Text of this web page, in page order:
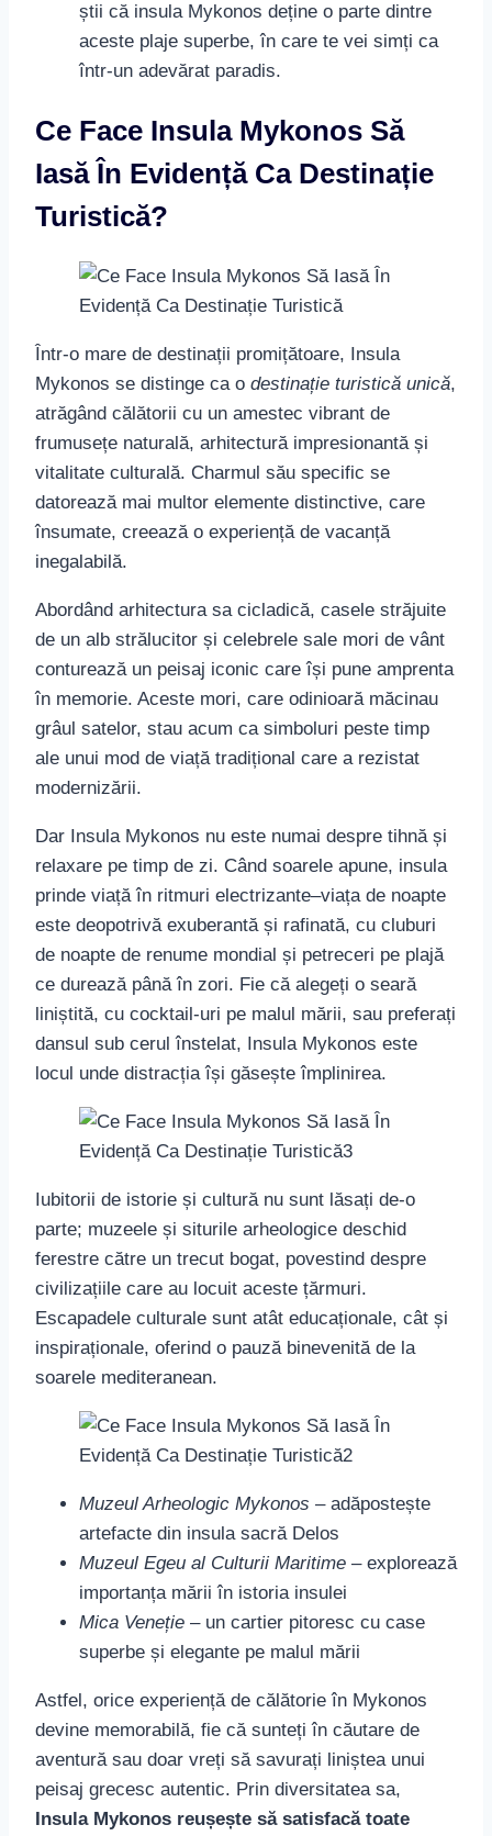
știi că insula Mykonos deține o parte dintre
aceste plaje superbe, în care te vei simți ca
într-un adevărat paradis.
Ce Face Insula Mykonos Să
Iasă În Evidență Ca Destinație
Turistică?
Într-o mare de destinații promițătoare, Insula
Mykonos se distinge ca o destinație turistică unică,
atrăgând călătorii cu un amestec vibrant de
frumusețe naturală, arhitectură impresionantă și
vitalitate culturală. Charmul său specific se
datorează mai multor elemente distinctive, care
însumate, creează o experiență de vacanță
inegalabilă.
Abordând arhitectura sa cicladică, casele străjuite
de un alb strălucitor și celebrele sale mori de vânt
conturează un peisaj iconic care își pune amprenta
în memorie. Aceste mori, care odinioară măcinau
grâul satelor, stau acum ca simboluri peste timp
ale unui mod de viață tradițional care a rezistat
modernizării.
Dar Insula Mykonos nu este numai despre tihnă și
relaxare pe timp de zi. Când soarele apune, insula
prinde viață în ritmuri electrizante–viața de noapte
este deopotrivă exuberantă și rafinată, cu cluburi
de noapte de renume mondial și petreceri pe plajă
ce durează până în zori. Fie că alegeți o seară
liniștită, cu cocktail-uri pe malul mării, sau preferați
dansul sub cerul înstelat, Insula Mykonos este
locul unde distracția își găsește împlinirea.
Iubitorii de istorie și cultură nu sunt lăsați de-o
parte; muzeele și siturile arheologice deschid
ferestre către un trecut bogat, povestind despre
civilizațiile care au locuit aceste țărmuri.
Escapadele culturale sunt atât educaționale, cât și
inspiraționale, oferind o pauză binevenită de la
soarele mediteranean.
Muzeul Arheologic Mykonos – adăpostește
artefacte din insula sacră Delos
Muzeul Egeu al Culturii Maritime – explorează
importanța mării în istoria insulei
Mica Veneție – un cartier pitoresc cu case
superbe și elegante pe malul mării
Astfel, orice experiență de călătorie în Mykonos
devine memorabilă, fie că sunteți în căutare de
aventură sau doar vreți să savurați liniștea unui
peisaj grecesc autentic. Prin diversitatea sa,
Insula Mykonos reușește să satisfacă toate